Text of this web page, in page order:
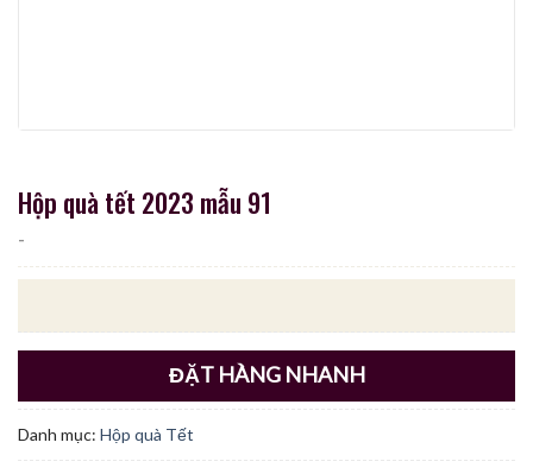
Hộp quà tết 2023 mẫu 91
-
ĐẶT HÀNG NHANH
Danh mục: Hộp quà Tết